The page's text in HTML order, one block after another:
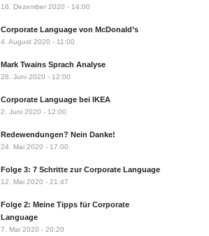
16. Dezember 2020 - 14:00
Corporate Language von McDonald’s
4. August 2020 - 11:00
Mark Twains Sprach Analyse
28. Juni 2020 - 12:00
Corporate Language bei IKEA
2. Juni 2020 - 12:00
Redewendungen? Nein Danke!
24. Mai 2020 - 17:00
Folge 3: 7 Schritte zur Corporate Language
12. Mai 2020 - 21:47
Folge 2: Meine Tipps für Corporate
Language
7. Mai 2020 - 20:20